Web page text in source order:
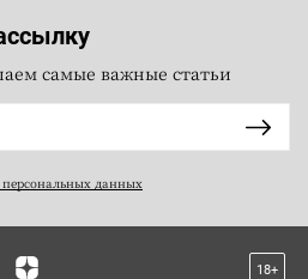
самые важные статьи
персональных данных
18+